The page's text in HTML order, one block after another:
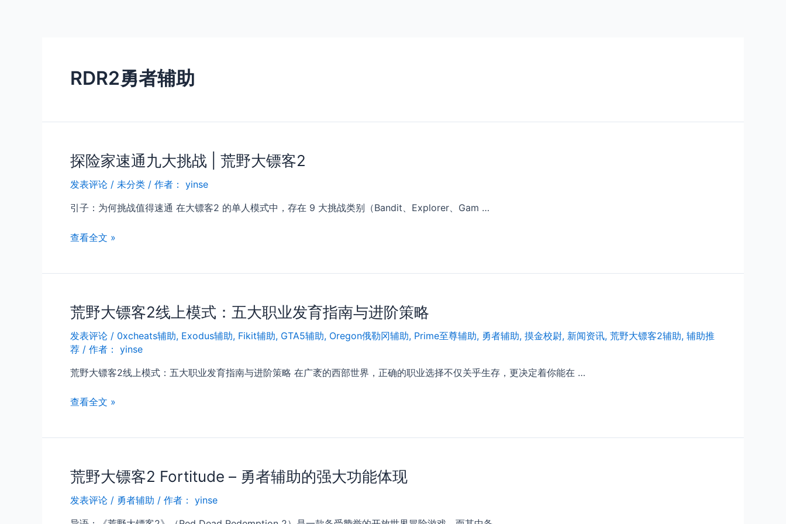
RDR2勇者辅助
探险家速通九大挑战 | 荒野大镖客2
发表评论 / 未分类 / 作者： yinse
引子：为何挑战值得速通 在大镖客2 的单人模式中，存在 9 大挑战类别（Bandit、Explorer、Gam …
探
九
挑
战
|
野
客
查看全文 »
荒野大镖客2线上模式：五大职业发育指南与进阶策略
发表评论 / 0xcheats辅助, Exodus辅助, Fikit辅助, GTA5辅助, Oregon俄勒冈辅助, Prime至尊辅助, 勇者辅助, 摸金校尉, 新闻资讯, 荒野大镖客2辅助, 辅助推
荐 / 作者： yinse
荒野大镖客2线上模式：五大职业发育指南与进阶策略 在广袤的西部世界，正确的职业选择不仅关乎生存，更决定着你能在 …
荒
2
上
模
查看全文 »
荒野大镖客2 Fortitude – 勇者辅助的强大功能体现
发表评论 / 勇者辅助 / 作者： yinse